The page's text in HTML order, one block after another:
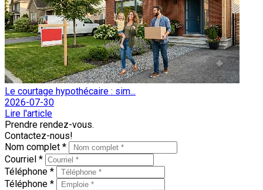
Le courtage hypothécaire : sim...
2026-07-30
Lire l'article
Prendre rendez-vous.
Contactez-nous!
Nom complet *
Courriel *
Téléphone *
Téléphone *